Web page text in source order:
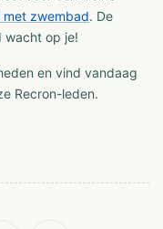
met zwembad. De
wacht op je!
en vind vandaag
Recron-leden.